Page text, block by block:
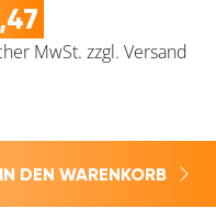
MwSt. zzgl. Versand
IN DEN WARENKORB